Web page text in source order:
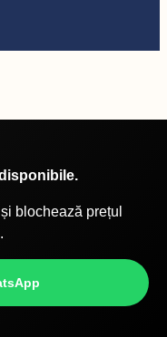
blochează prețul